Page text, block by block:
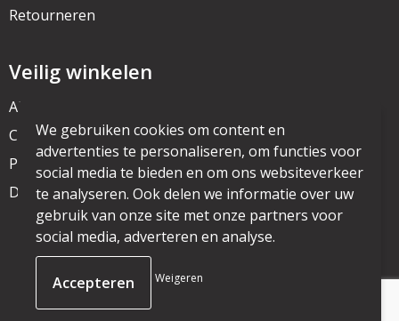
Retourneren
Veilig winkelen
Algemene voorwaarden
Cookieverklaring
Privacyverklaring
Disclaimer
© Copyright mijnpromo.nl 2025
We gebruiken cookies om content en
advertenties te personaliseren, om functies voor
social media te bieden en om ons websiteverkeer
te analyseren. Ook delen we informatie over uw
gebruik van onze site met onze partners voor
social media, adverteren en analyse.
Weigeren